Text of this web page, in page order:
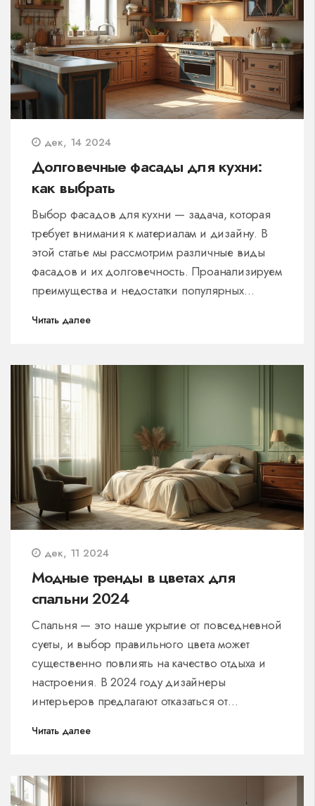
дек, 14 2024
Долговечные фасады для кухни:
как выбрать
Выбор фасадов для кухни — задача, которая
требует внимания к материалам и дизайну. В
этой статье мы рассмотрим различные виды
фасадов и их долговечность. Проанализируем
преимущества и недостатки популярных
ухаживать за избранными фасадами. Это
функциональной на долгие годы.
Читать далее
дек, 11 2024
Модные тренды в цветах для
спальни 2024
Спальня — это наше укрытие от повседневной
суеты, и выбор правильного цвета может
существенно повлиять на качество отдыха и
настроения. В 2024 году дизайнеры
интерьеров предлагают отказаться от
спокойные и согревающие оттенки.
которые помогут создать уют и гармонию в
вашей спальне. Узнаем, как такие оттенки, как
Читать далее